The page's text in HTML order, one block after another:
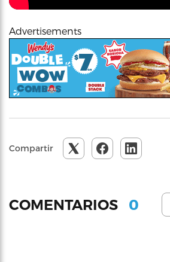
Advertisements
Compartir
COMENTARIOS 0